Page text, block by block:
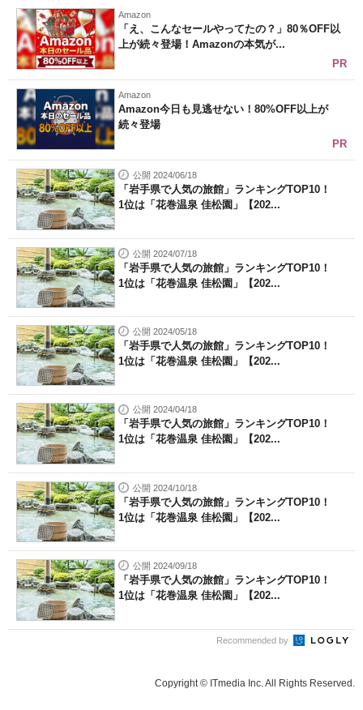
Amazon
「え、こんなセールやってたの？」80％OFF以
上が続々登場！Amazonの本気が...
PR
Amazon
Amazon今日も見逃せない！80%OFF以上が
続々登場
PR
公開 2024/06/18
「岩手県で人気の旅館」ランキングTOP10！
1位は「花巻温泉 佳松園」【202...
公開 2024/07/18
「岩手県で人気の旅館」ランキングTOP10！
1位は「花巻温泉 佳松園」【202...
公開 2024/05/18
「岩手県で人気の旅館」ランキングTOP10！
1位は「花巻温泉 佳松園」【202...
公開 2024/04/18
「岩手県で人気の旅館」ランキングTOP10！
1位は「花巻温泉 佳松園」【202...
公開 2024/10/18
「岩手県で人気の旅館」ランキングTOP10！
1位は「花巻温泉 佳松園」【202...
公開 2024/09/18
「岩手県で人気の旅館」ランキングTOP10！
1位は「花巻温泉 佳松園」【202...
Recommended by
Copyright © ITmedia Inc. All Rights Reserved.